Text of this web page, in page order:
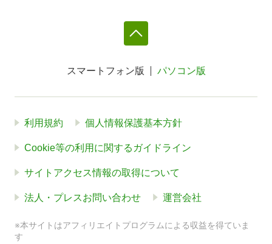
スマートフォン版 パソコン版
利用規約 個人情報保護基本方針
Cookie等の利用に関するガイドライン
サイトアクセス情報の取得について
法人・プレスお問い合わせ 運営会社
※本サイトはアフィリエイトプログラムによる収益を得ていま
す